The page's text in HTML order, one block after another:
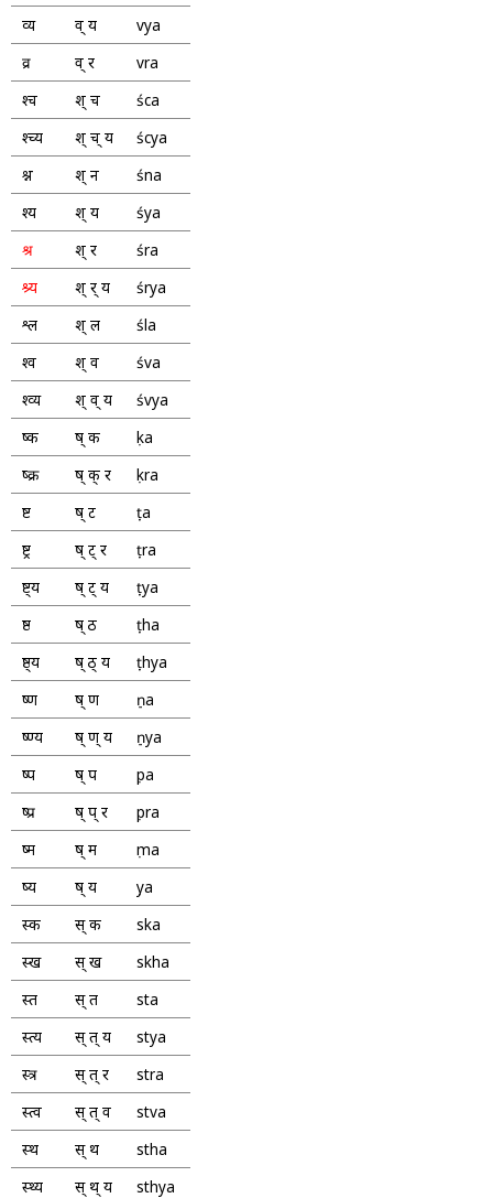
व्य व् य
vya
व्र
व् र
vra
श्च
श् च
śca
श्च्य
श् च् य
ścya
श्न
श् न
śna
श्य
श् य
śya
श्र
श् र
śra
श्र्य
श् र् य
śrya
श्ल
श् ल
śla
श्व
श् व
śva
श्व्य
श् व् य
śvya
ष्क
ष् क
ṣka
ष्क्र
ष् क् र
ṣkra
ष्ट
ष् ट
ṣṭa
ष्ट्र
ष् ट् र
ṣṭra
ष्ट्य
ष् ट् य
ṣṭya
ष्ठ
ष् ठ
ṣṭha
ष्ठ्य
ष् ठ् य
ṣṭhya
ष्ण
ष् ण
ṣṇa
ष्ण्य
ष् ण् य
ṣṇya
ष्प
ष् प
ṣpa
ष्प्र
ष् प् र
ṣpra
ष्म
ष् म
ṣma
ष्य
ष् य
ṣya
स्क
स् क
ska
स्ख
स् ख
skha
स्त
स् त
sta
स्त्य
स् त् य
stya
स्त्र
स् त् र
stra
स्त्व
स् त् व
stva
स्थ
स् थ
stha
स्थ्य
स् थ् य
sthya